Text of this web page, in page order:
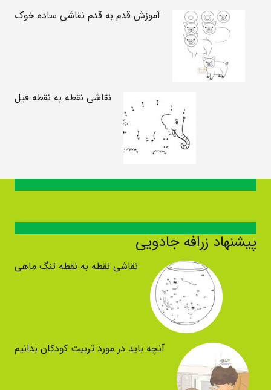
آموزش قدم به قدم نقاشی ساده خوک
نقاشی نقطه به نقطه فیل
پیشنهاد زرافه جادویی
نقاشی نقطه به نقطه تنگ ماهی
آنچه باید در مورد تربیت کودکان بدانیم